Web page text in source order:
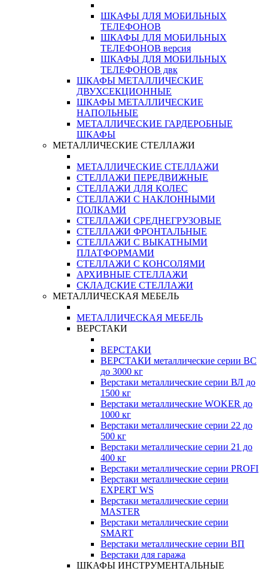
ШКАФЫ ДЛЯ МОБИЛЬНЫХ
ТЕЛЕФОНОВ
ШКАФЫ ДЛЯ МОБИЛЬНЫХ
ТЕЛЕФОНОВ версия
ШКАФЫ ДЛЯ МОБИЛЬНЫХ
ТЕЛЕФОНОВ двк
ШКАФЫ МЕТАЛЛИЧЕСКИЕ
ДВУХСЕКЦИОННЫЕ
ШКАФЫ МЕТАЛЛИЧЕСКИЕ
НАПОЛЬНЫЕ
МЕТАЛЛИЧЕСКИЕ ГАРДЕРОБНЫЕ
ШКАФЫ
МЕТАЛЛИЧЕСКИЕ СТЕЛЛАЖИ
МЕТАЛЛИЧЕСКИЕ СТЕЛЛАЖИ
СТЕЛЛАЖИ ПЕРЕДВИЖНЫЕ
СТЕЛЛАЖИ ДЛЯ КОЛЕС
СТЕЛЛАЖИ С НАКЛОННЫМИ
ПОЛКАМИ
СТЕЛЛАЖИ СРЕДНЕГРУЗОВЫЕ
СТЕЛЛАЖИ ФРОНТАЛЬНЫЕ
СТЕЛЛАЖИ С ВЫКАТНЫМИ
ПЛАТФОРМАМИ
СТЕЛЛАЖИ С КОНСОЛЯМИ
АРХИВНЫЕ СТЕЛЛАЖИ
СКЛАДСКИЕ СТЕЛЛАЖИ
МЕТАЛЛИЧЕСКАЯ МЕБЕЛЬ
МЕТАЛЛИЧЕСКАЯ МЕБЕЛЬ
ВЕРСТАКИ
ВЕРСТАКИ
ВЕРСТАКИ металлические серии ВС
до 3000 кг
Верстаки металлические серии ВЛ до
1500 кг
Верстаки металлические WOKER до
1000 кг
Верстаки металлические серии 22 до
500 кг
Верстаки металлические серии 21 до
400 кг
Верстаки металлические серии PROFI
Верстаки металлические серии
EXPERT WS
Верстаки металлические серии
MASTER
Верстаки металлические серии
SMART
Верстаки металлические серии ВП
Верстаки для гаража
ШКАФЫ ИНСТРУМЕНТАЛЬНЫЕ